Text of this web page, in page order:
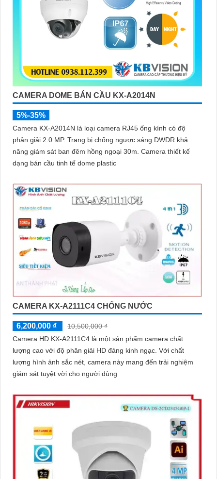
CAMERA DOME BÁN CẦU KX-A2014N
5%-35%
Camera KX-A2014N là loại camera RJ45 ống kính có độ
phân giải 2.0 MP. Trang bị chống ngược sáng DWDR khả
năng giám sát ban đêm hồng ngoại 30m. Camera thiết kế
dạng bán cầu tinh tế dome plastic
CAMERA KX-A2111C4 CHỐNG NƯỚC
6,200,000 ₫
10,500,000 ₫
Camera HD KX-A2111C4 là một sản phẩm camera chất
lượng cao với độ phân giải HD đáng kinh ngạc. Với chất
lượng hình ảnh sắc nét, camera này mang đến trải nghiệm
giám sát tuyệt vời cho người dùng